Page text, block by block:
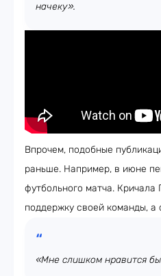
начеку».
Впрочем, подобные
раньше. Например, в июне
футбольного матча. Кричала
поддержку своей команды, а
«Мне слишком нравится